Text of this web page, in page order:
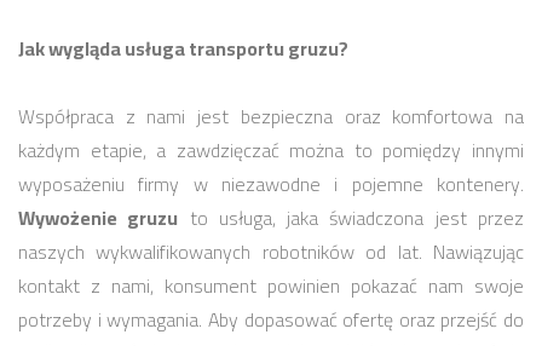
Jak wygląda usługa transportu gruzu?
Współpraca z nami jest bezpieczna oraz komfortowa na
każdym etapie, a zawdzięczać można to pomiędzy innymi
wyposażeniu firmy w niezawodne i pojemne kontenery.
Wywożenie gruzu to usługa, jaka świadczona jest przez
naszych wykwalifikowanych robotników od lat. Nawiązując
kontakt z nami, konsument powinien pokazać nam swoje
potrzeby i wymagania. Aby dopasować ofertę oraz przejść do